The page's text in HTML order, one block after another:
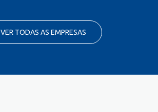
VER TODAS AS EMPRESAS